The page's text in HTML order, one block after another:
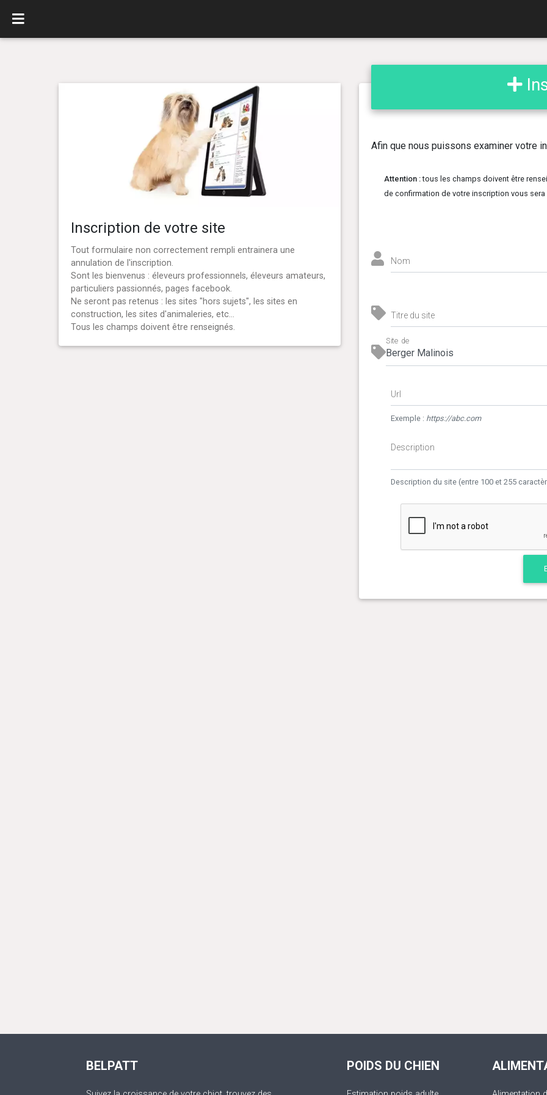
Inscription de votre site
Tout formulaire non correctement rempli entrainera une
annulation de l'inscription.
Sont les bienvenus : éleveurs professionnels, éleveurs amateurs,
particuliers passionnés, pages facebook.
Ne seront pas retenus : les sites "hors sujets", les sites en
construction, les sites d'animaleries, etc...
Tous les champs doivent être renseignés.
Afin que nous puissons examiner votre
Attention :tous les champs doivent être
de confirmation de votre inscription vous sera
Nom
Titre du site
Site de
Url
Exemple : https://abc.com
Description
Description du site (entre 100 et 255
BELPATT POIDS DU CHIEN